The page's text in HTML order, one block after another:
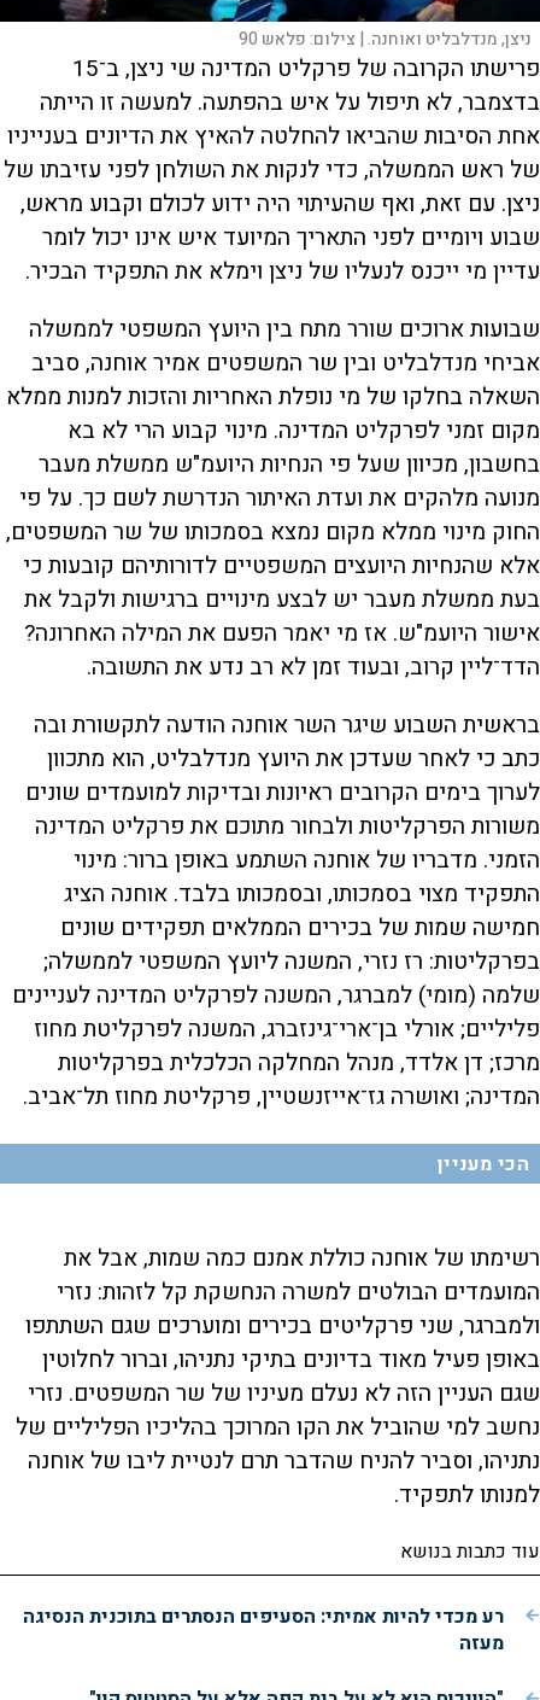
ניצן, מנדלבליט ואוחנה. | צילום:פלאש 90
פרישתו הקרובה של פרקליט המדינה שי ניצן, ב־15
בדצמבר, לא תיפול על איש בהפתעה. למעשה זו הייתה
אחת הסיבות שהביאו להחלטה להאיץ את הדיונים בענייניו
של ראש הממשלה, כדי לנקות את השולחן לפני עזיבתו של
ניצן. עם זאת, ואף שהעיתוי היה ידוע לכולם וקבוע מראש,
שבוע ויומיים לפני התאריך המיועד איש אינו יכול לומר
עדיין מי ייכנס לנעליו של ניצן וימלא את התפקיד הבכיר.
שבועות ארוכים שורר מתח בין היועץ המשפטי לממשלה
אביחי מנדלבליט ובין שר המשפטים אמיר אוחנה, סביב
השאלה בחלקו של מי נופלת האחריות והזכות למנות ממלא
מקום זמני לפרקליט המדינה. מינוי קבוע הרי לא בא
בחשבון, מכיוון שעל פי הנחיות היועמ"ש ממשלת מעבר
מנועה מלהקים את ועדת האיתור הנדרשת לשם כך. על פי
החוק מינוי ממלא מקום נמצא בסמכותו של שר המשפטים,
אלא שהנחיות היועצים המשפטיים לדורותיהם קובעות כי
בעת ממשלת מעבר יש לבצע מינויים ברגישות ולקבל את
אישור היועמ"ש. אז מי יאמר הפעם את המילה האחרונה?
הדד־ליין קרוב, ובעוד זמן לא רב נדע את התשובה.
בראשית השבוע שיגר השר אוחנה הודעה לתקשורת ובה
כתב כי לאחר שעדכן את היועץ מנדלבליט, הוא מתכוון
לערוך בימים הקרובים ראיונות ובדיקות למועמדים שונים
משורות הפרקליטות ולבחור מתוכם את פרקליט המדינה
הזמני. מדבריו של אוחנה השתמע באופן ברור: מינוי
התפקיד מצוי בסמכותו, ובסמכותו בלבד. אוחנה הציג
חמישה שמות של בכירים הממלאים תפקידים שונים
בפרקליטות: רז נזרי, המשנה ליועץ המשפטי לממשלה;
שלמה (מומי) למברגר, המשנה לפרקליט המדינה לעניינים
פליליים; אורלי בן־ארי־גינזברג, המשנה לפרקליטת מחוז
מרכז; דן אלדד, מנהל המחלקה הכלכלית בפרקליטות
המדינה; ואושרה גז־אייזנשטיין, פרקליטת מחוז תל־אביב.
הכי מעניין
רשימתו של אוחנה כוללת אמנם כמה שמות, אבל את
המועמדים הבולטים למשרה הנחשקת קל לזהות: נזרי
ולמברגר, שני פרקליטים בכירים ומוערכים שגם השתתפו
באופן פעיל מאוד בדיונים בתיקי נתניהו, וברור לחלוטין
שגם העניין הזה לא נעלם מעיניו של שר המשפטים. נזרי
נחשב למי שהוביל את הקו המרוכך בהליכיו הפליליים של
נתניהו, וסביר להניח שהדבר תרם לנטיית ליבו של אוחנה
למנותו לתפקיד.
עוד כתבות בנושא
רע מכדי להיות אמיתי: הסעיפים הנסתרים בתוכנית הנסיגה
מעזה